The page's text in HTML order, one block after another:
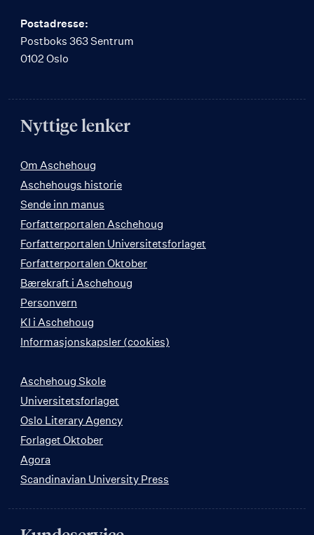
Postadresse:
Postboks 363 Sentrum
0102 Oslo
Nyttige lenker
Om Aschehoug
Aschehougs historie
Sende inn manus
Forfatterportalen Aschehoug
Forfatterportalen Universitetsforlaget
Forfatterportalen Oktober
Bærekraft i Aschehoug
Personvern
KI i Aschehoug
Informasjonskapsler (cookies)
Aschehoug Skole
Universitetsforlaget
Oslo Literary Agency
Forlaget Oktober
Agora
Scandinavian University Press